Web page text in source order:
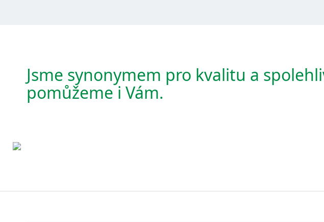
Jsme synonymem pro kvalitu a
pomůžeme i Vám.